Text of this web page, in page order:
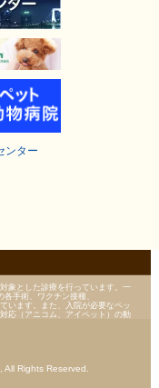
ンター
象とした診療を行っています。一
手術、ワクチン接種、
います。また、入院が必要なペッ
応（アニコム、アイペット）の動
Rights Reserved.